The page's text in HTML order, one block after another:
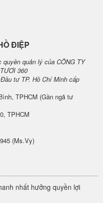
ĐIỆP
quản lý của CÔNG TY
360
tư TP. Hồ Chí Minh cấp
TPHCM (Gần ngã tư
TPHCM
(Ms.Vy)
nhất hưởng quyền lợi